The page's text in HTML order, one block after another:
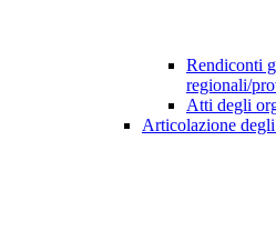
Rendiconti
regionali/
Atti degli
Articolazione